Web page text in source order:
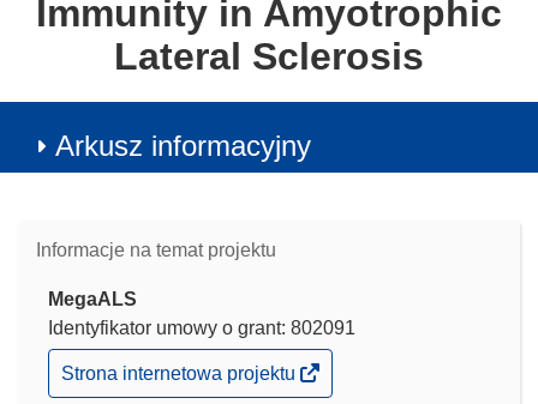
Immunity in Amyotrophic
Lateral Sclerosis
Arkusz informacyjny
Informacje na temat projektu
MegaALS
Identyfikator umowy o grant: 802091
(odnośnik
otworzy
Strona internetowa projektu